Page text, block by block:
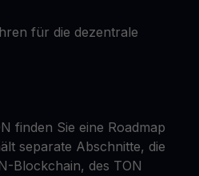
für die dezentrale
finden Sie eine Roadmap
separate Abschnitte, die
Blockchain, des TON